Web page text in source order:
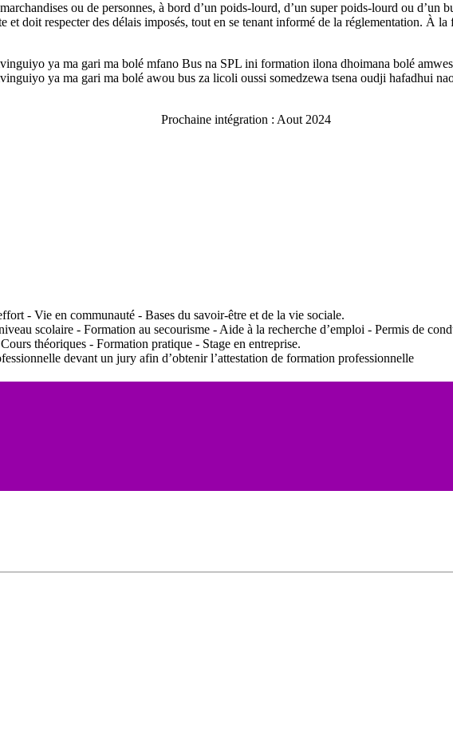
ou de personnes, à bord d’un poids-lourd, d’un super poids-lourd ou d’un
et doit respecter des délais imposés, tout en se tenant informé de la réglementation. À
ya ma gari ma bolé mfano Bus na SPL ini formation ilona dhoimana bolé
ya ma gari ma bolé awou bus za licoli oussi somedzewa tsena oudji hafadhui
Prochaine intégration : Aout 2024
- Vie en communauté - Bases du savoir-être et de la vie sociale.
scolaire - Formation au secourisme - Aide à la recherche d’emploi - Permis de
théoriques - Formation pratique - Stage en entreprise.
devant un jury afin d’obtenir l’attestation de formation professionnelle